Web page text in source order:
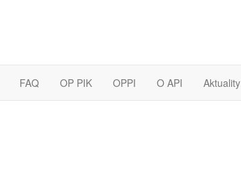
FAQ OP PIK OPPI O API Aktuality